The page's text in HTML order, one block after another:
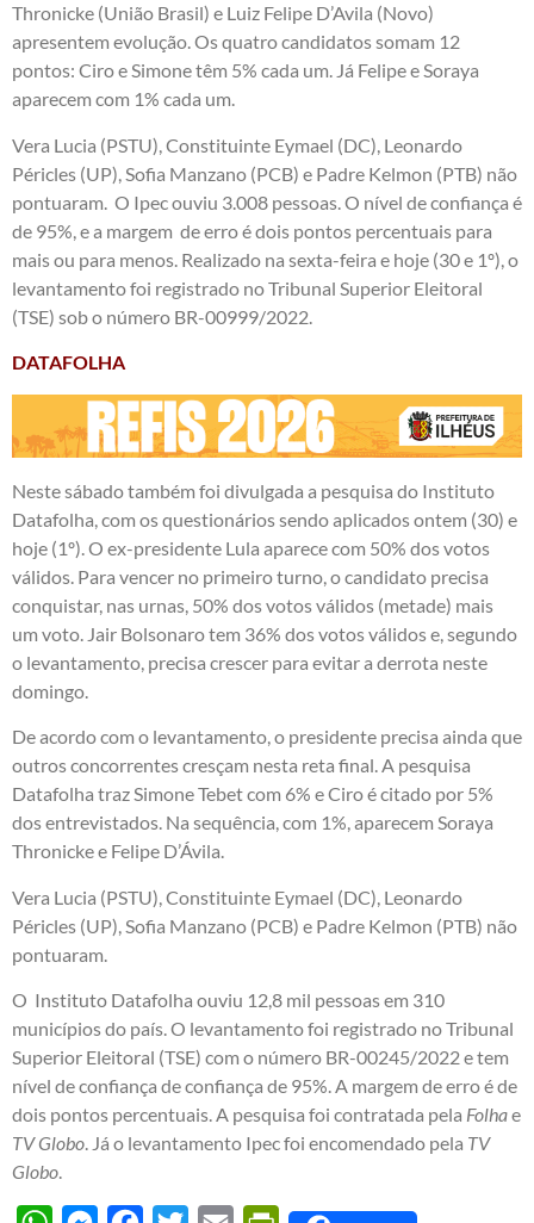
Thronicke (União Brasil) e Luiz Felipe D’Avila (Novo)
apresentem evolução. Os quatro candidatos somam 12
pontos: Ciro e Simone têm 5% cada um. Já Felipe e Soraya
aparecem com 1% cada um.
Vera Lucia (PSTU), Constituinte Eymael (DC), Leonardo
Péricles (UP), Sofia Manzano (PCB) e Padre Kelmon (PTB) não
pontuaram. O Ipec ouviu 3.008 pessoas. O nível de confiança é
de 95%, e a margem de erro é dois pontos percentuais para
mais ou para menos. Realizado na sexta-feira e hoje (30 e 1º), o
levantamento foi registrado no Tribunal Superior Eleitoral
(TSE) sob o número BR-00999/2022.
DATAFOLHA
Neste sábado também foi divulgada a pesquisa do Instituto
Datafolha, com os questionários sendo aplicados ontem (30) e
hoje (1º). O ex-presidente Lula aparece com 50% dos votos
válidos. Para vencer no primeiro turno, o candidato precisa
conquistar, nas urnas, 50% dos votos válidos (metade) mais
um voto. Jair Bolsonaro tem 36% dos votos válidos e, segundo
o levantamento, precisa crescer para evitar a derrota neste
domingo.
De acordo com o levantamento, o presidente precisa ainda que
outros concorrentes cresçam nesta reta final. A pesquisa
Datafolha traz Simone Tebet com 6% e Ciro é citado por 5%
dos entrevistados. Na sequência, com 1%, aparecem Soraya
Thronicke e Felipe D’Ávila.
Vera Lucia (PSTU), Constituinte Eymael (DC), Leonardo
Péricles (UP), Sofia Manzano (PCB) e Padre Kelmon (PTB) não
pontuaram.
O Instituto Datafolha ouviu 12,8 mil pessoas em 310
municípios do país. O levantamento foi registrado no Tribunal
Superior Eleitoral (TSE) com o número BR-00245/2022 e tem
nível de confiança de confiança de 95%. A margem de erro é de
dois pontos percentuais. A pesquisa foi contratada pela Folhae
TV Globo. Já o levantamento Ipec foi encomendado pela TV
Globo.